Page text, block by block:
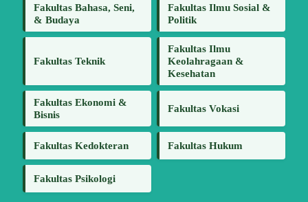
Fakultas Bahasa, Seni,
& Budaya
Fakultas Ilmu Sosial &
Politik
Fakultas Teknik
Fakultas Ilmu
Keolahragaan &
Kesehatan
Fakultas Ekonomi &
Bisnis
Fakultas Vokasi
Fakultas Kedokteran Fakultas Hukum
Fakultas Psikologi